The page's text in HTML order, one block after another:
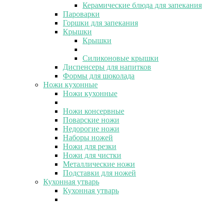
Керамические блюда для запекания
Пароварки
Горшки для запекания
Крышки
Крышки
Силиконовые крышки
Диспенсеры для напитков
Формы для шоколада
Ножи кухонные
Ножи кухонные
Ножи консервные
Поварские ножи
Недорогие ножи
Наборы ножей
Ножи для резки
Ножи для чистки
Металлические ножи
Подставки для ножей
Кухонная утварь
Кухонная утварь